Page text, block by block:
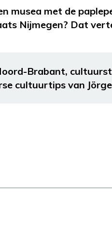
musea met de
Nijmegen? Dat
Brabant,
cultuurtips van